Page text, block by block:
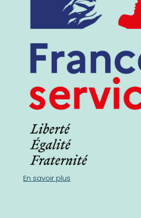
En savoir plus